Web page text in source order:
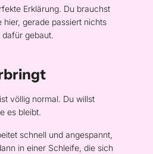
Erklärung. Du brauchst
gerade passiert nichts
gebaut.
völlig normal. Du willst
es bleibt.
schnell und angespannt,
in einer Schleife, die sich